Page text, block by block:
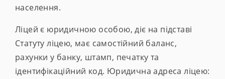
населення.
Ліцей є юридичною особою, діє на підставі
Статуту ліцею, має самостійний баланс,
рахунки у банку, штамп, печатку та
ідентифікаційний код. Юридична адреса ліцею: